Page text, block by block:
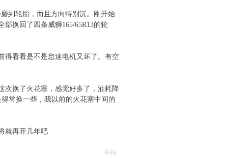
到轮胎，而且方向特别沉。刚开始
换回了四条威狮165/65R13的轮
得看看是不是怠速电机又坏了。有空
次换了火花塞，感觉好多了，油耗降
常换一些，我以前的火花塞中间的
就再开几年吧
举报